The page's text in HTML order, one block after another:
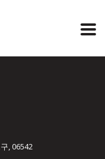
, 06542